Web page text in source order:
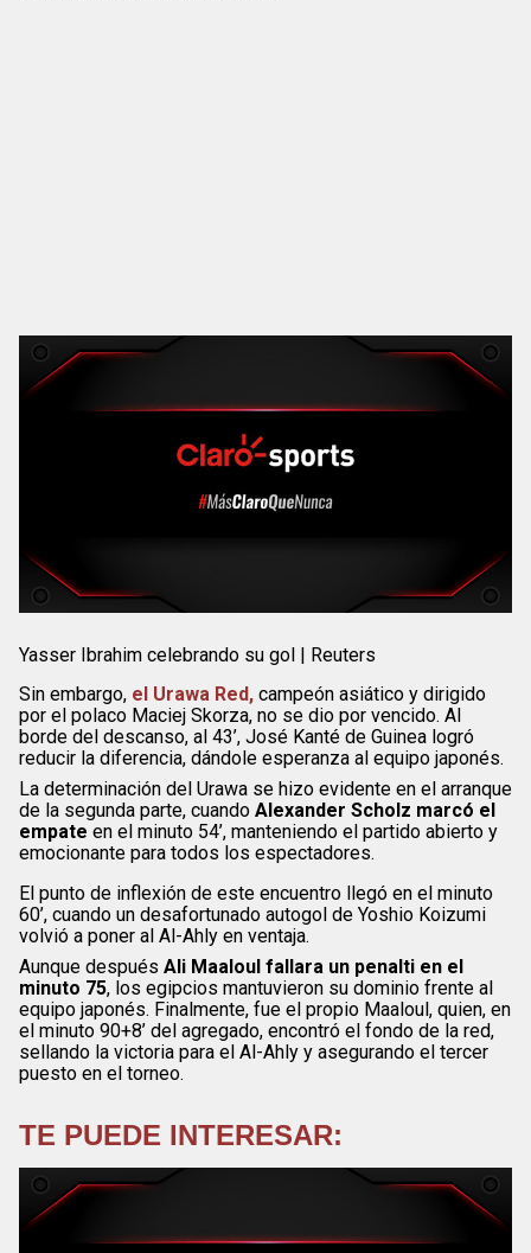
Yasser Ibrahim celebrando su gol | Reuters
Sin embargo, el Urawa Red, campeón asiático y dirigido
por el polaco Maciej Skorza, no se dio por vencido. Al
borde del descanso, al 43’, José Kanté de Guinea logró
reducir la diferencia, dándole esperanza al equipo japonés.
La determinación del Urawa se hizo evidente en el arranque
de la segunda parte, cuando Alexander Scholz marcó el
empate en el minuto 54’, manteniendo el partido abierto y
emocionante para todos los espectadores.
El punto de inflexión de este encuentro llegó en el minuto
60’, cuando un desafortunado autogol de Yoshio Koizumi
volvió a poner al Al-Ahly en ventaja.
Aunque después Ali Maaloul fallara un penalti en el
minuto 75, los egipcios mantuvieron su dominio frente al
equipo japonés. Finalmente, fue el propio Maaloul, quien, en
el minuto 90+8’ del agregado, encontró el fondo de la red,
sellando la victoria para el Al-Ahly y asegurando el tercer
puesto en el torneo.
TE PUEDE INTERESAR: